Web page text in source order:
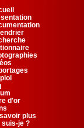
d'or
plus
suis-je ?